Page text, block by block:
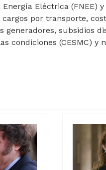
Energía Eléctrica (FNEE)
por transporte,
generadores, subsidios
condiciones (CESMC) y